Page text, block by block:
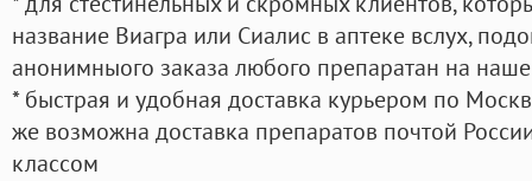
название Виагра или Сиалис в аптеке вслух,
анонимныого заказа любого препаратан на
* быстрая и удобная доставка курьером по
же возможна доставка препаратов почтой
классом